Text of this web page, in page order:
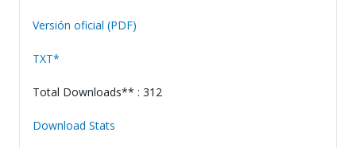
Versión oficial (PDF)
TXT*
Total Downloads** : 312
Download Stats